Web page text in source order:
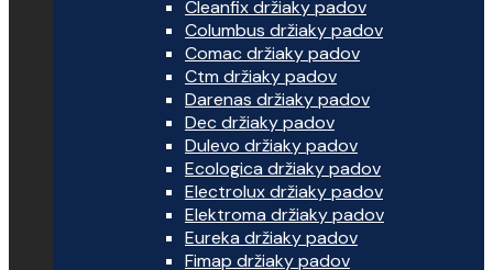
Cleanfix držiaky padov
Columbus držiaky padov
Comac držiaky padov
Ctm držiaky padov
Darenas držiaky padov
Dec držiaky padov
Dulevo držiaky padov
Ecologica držiaky padov
Electrolux držiaky padov
Elektroma držiaky padov
Eureka držiaky padov
Fimap držiaky padov